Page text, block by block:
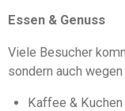
Essen & Genuss
Viele Besucher
sondern auch
Kaffee & Kuchen